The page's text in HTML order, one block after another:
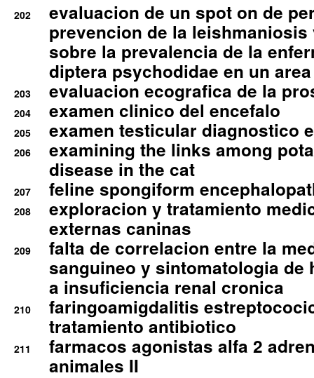
202
evaluacion de un spot on de
prevencion de la
sobre la prevalencia de la
diptera psychodidae en un
203 evaluacion ecografica de la
204 examen clinico del encefalo
205 examen testicular diagnostico
206
examining the links among
disease in the cat
207 feline spongiform
208
exploracion y tratamiento
externas caninas
209
falta de correlacion entre la
sanguineo y sintomatologia de
a insuficiencia renal cronica
210
faringoamigdalitis
tratamiento antibiotico
211
farmacos agonistas alfa 2
animales II